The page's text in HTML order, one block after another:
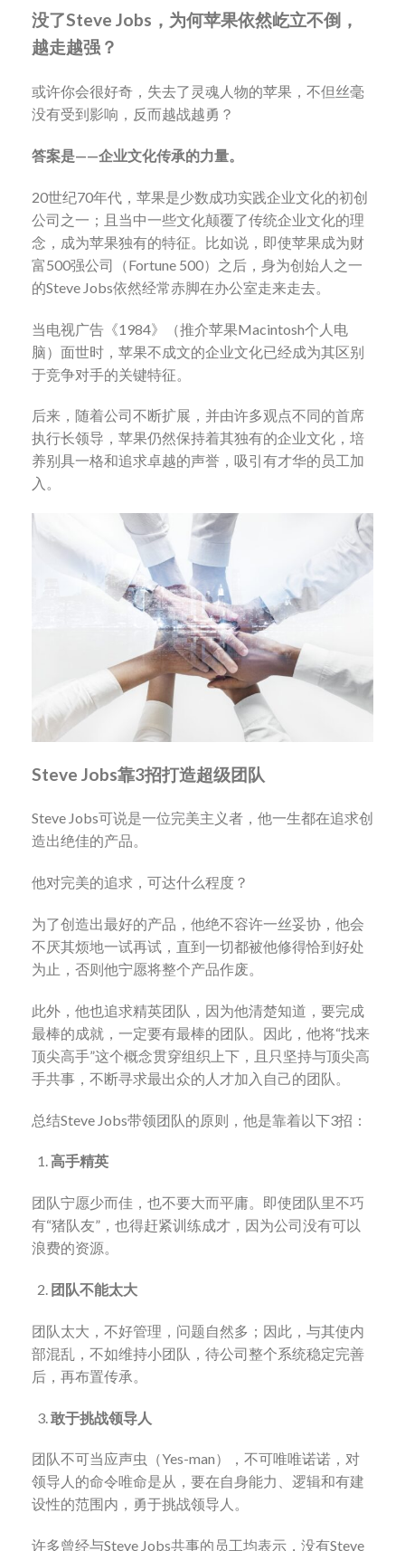
没了Steve Jobs ，为何苹果依然屹立不倒，
越走越强？
或许你会很好奇，失去了灵魂人物的苹果，不但丝毫
没有受到影响，反而越战越勇？
答案是——企业文化传承的力量。
20世纪70年代，苹果是少数成功实践企业文化的初创
公司之一；且当中一些文化颠覆了传统企业文化的理
念，成为苹果独有的特征。比如说，即使苹果成为财
富500强公司（Fortune 500）之后，身为创始人之一
的Steve Jobs依然经常赤脚在办公室走来走去。
当电视广告《1984》（推介苹果Macintosh个人电
脑）面世时，苹果不成文的企业文化已经成为其区别
于竞争对手的关键特征。
后来，随着公司不断扩展，并由许多观点不同的首席
执行长领导，苹果仍然保持着其独有的企业文化，培
养别具一格和追求卓越的声誉，吸引有才华的员工加
入。
Steve Jobs靠3招打造超级团队
Steve Jobs可说是一位完美主义者，他一生都在追求创
造出绝佳的产品。
他对完美的追求，可达什么程度？
为了创造出最好的产品，他绝不容许一丝妥协，他会
不厌其烦地一试再试，直到一切都被他修得恰到好处
为止，否则他宁愿将整个产品作废。
此外，他也追求精英团队，因为他清楚知道，要完成
最棒的成就，一定要有最棒的团队。因此，他将“找来
顶尖高手”这个概念贯穿组织上下，且只坚持与顶尖高
手共事，不断寻求最出众的人才加入自己的团队。
总结Steve Jobs带领团队的原则，他是靠着以下3招：
高手精英
团队宁愿少而佳，也不要大而平庸。即使团队里不巧
有“猪队友”，也得赶紧训练成才，因为公司没有可以
浪费的资源。
团队不能太大
团队太大，不好管理，问题自然多；因此，与其使内
部混乱，不如维持小团队，待公司整个系统稳定完善
后，再布置传承。
敢于挑战领导人
团队不可当应声虫（Yes-man），不可唯唯诺诺，对
领导人的命令唯命是从，要在自身能力、逻辑和有建
设性的范围内，勇于挑战领导人。
许多曾经与Steve Jobs共事的员工均表示，没有Steve